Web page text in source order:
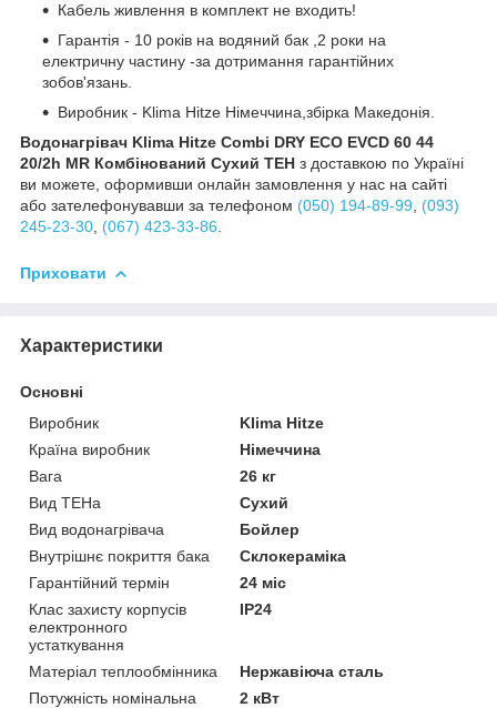
Кабель живлення в комплект не входить!
Гарантія - 10 років на водяний бак ,2 роки на
електричну частину -за дотримання гарантійних
зобов'язань.
Виробник - Klima Hitze Німеччина,збірка Македонія.
Водонагрівач Klima Hitze Combi DRY ECO EVCD 60 44
20/2h MR Комбінований Сухий ТЕН з доставкою по Україні
ви можете, оформивши онлайн замовлення у нас на сайті
або зателефонувавши за телефоном (050) 194-89-99
(093)
245-23-30 (067) 423-33-86
Приховати
Характеристики
Основні
Виробник
Klima Hitze
Країна виробник
Німеччина
Вага
26 кг
Вид ТЕНа
Сухий
Вид водонагрівача
Бойлер
Внутрішнє покриття бака
Склокераміка
Гарантійний термін
24 міс
Клас захисту корпусів
електронного
устаткування
IP24
Матеріал теплообмінника
Нержавіюча сталь
Потужність номінальна
2 кВт